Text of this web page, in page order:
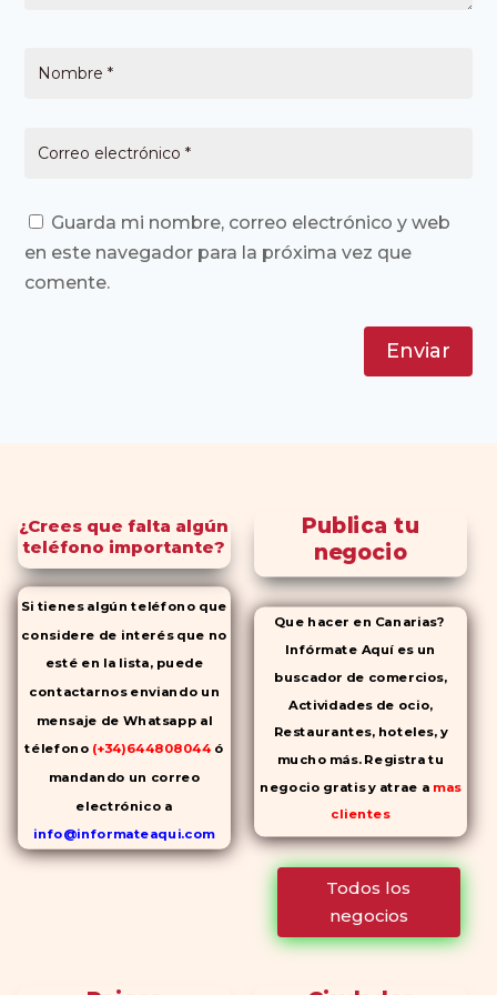
Guarda mi nombre, correo electrónico y web
en este navegador para la próxima vez que
comente.
Enviar
¿Crees que falta algún
teléfono importante?
Si tienes algún teléfono que
considere de interés que no
esté en la lista, puede
contactarnos enviando un
mensaje de Whatsapp al
télefono (+34)644808044 ó
mandando un correo
electrónico a
info@informateaqui.com
Mientras que antes la
Publica tu
negocio
Que hacer en Canarias?
Infórmate Aquí es un
buscador de comercios,
Actividades de ocio,
Restaurantes, hoteles, y
mucho más. Registra tu
negocio gratis y atrae a mas
clientes
Todos los
negocios